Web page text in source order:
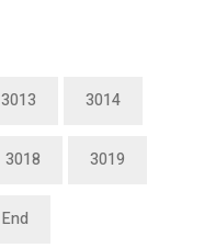
3013 3014
3018 3019
End